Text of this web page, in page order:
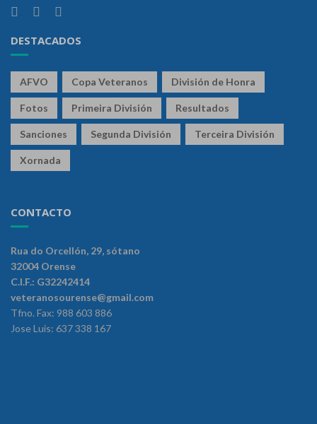
DESTACADOS
AFVO Copa Veteranos División de Honra
Fotos Primeira División Resultados
Sanciones Segunda División Terceira División
Xornada
CONTACTO
Rua do Orcellón, 29, sótano
32004 Orense
C.I.F.: G32242414
veteranosourense@gmail.com
Tfno. Fax: 988 603 886
Jose Luis: 637 338 167